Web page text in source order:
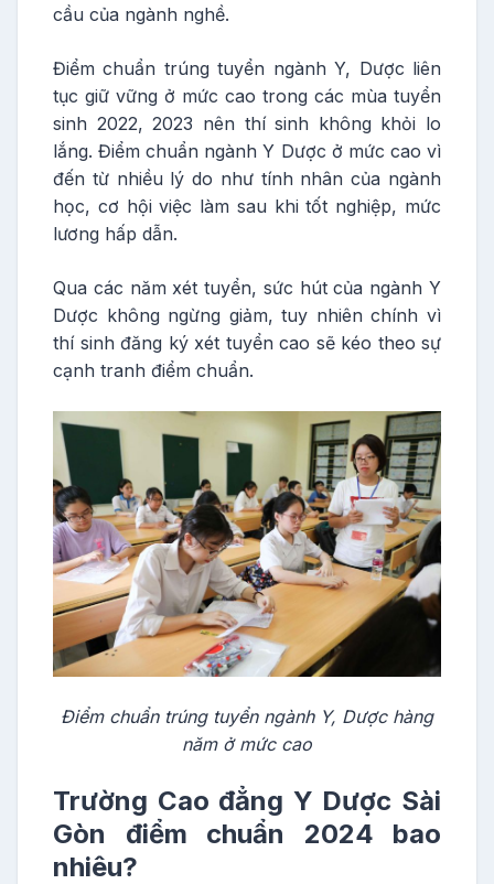
cầu của ngành nghề.
Điểm chuẩn trúng tuyển ngành Y, Dược liên
tục giữ vững ở mức cao trong các mùa tuyển
sinh 2022, 2023 nên thí sinh không khỏi lo
lắng. Điểm chuẩn ngành Y Dược ở mức cao vì
đến từ nhiều lý do như tính nhân của ngành
học, cơ hội việc làm sau khi tốt nghiệp, mức
lương hấp dẫn.
Qua các năm xét tuyển, sức hút của ngành Y
Dược không ngừng giảm, tuy nhiên chính vì
thí sinh đăng ký xét tuyển cao sẽ kéo theo sự
cạnh tranh điểm chuẩn.
Điểm chuẩn trúng tuyển ngành Y, Dược hàng
năm ở mức cao
Trường Cao đẳng Y Dược Sài
Gòn điểm chuẩn 2024 bao
nhiêu?